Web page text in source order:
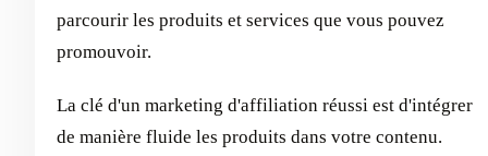
parcourir les produits et services que vous pouvez
promouvoir.
La clé d'un marketing d'affiliation réussi est d'intégrer
de manière fluide les produits dans votre contenu.